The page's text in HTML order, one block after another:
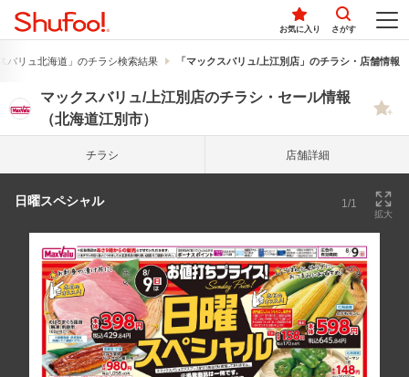
お気に入り さがす
バリュ北海道」のチラシ検索結果 「マックスバリュ/上江別店」のチラシ・店舗情報
マックスバリュ/上江別店のチラシ・セール情報
（北海道江別市）
チラシ 店舗詳細
日曜スペシャル 1/1
拡大